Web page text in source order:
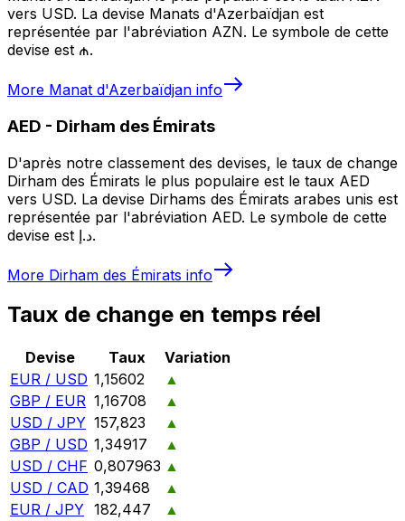
vers USD. La devise Manats d'Azerbaïdjan est
représentée par l'abréviation AZN. Le symbole de cette
devise est ₼.
More Manat d'Azerbaïdjan info
AED - Dirham des Émirats
D'après notre classement des devises, le taux de change
Dirham des Émirats le plus populaire est le taux AED
vers USD. La devise Dirhams des Émirats arabes unis est
représentée par l'abréviation AED. Le symbole de cette
devise est د.إ.
More Dirham des Émirats info
Taux de change en temps réel
Devise Taux
Variation
EUR / USD 1,15602
▲
GBP / EUR 1,16708
▲
USD / JPY 157,823
▲
GBP / USD 1,34917
▲
USD / CHF 0,807963 ▲
USD / CAD 1,39468
▲
EUR / JPY 182,447
▲